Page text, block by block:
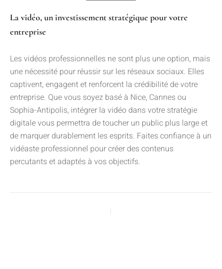
La vidéo, un investissement stratégique pour votre
entreprise
Les vidéos professionnelles ne sont plus une option, mais
une nécessité pour réussir sur les réseaux sociaux. Elles
captivent, engagent et renforcent la crédibilité de votre
entreprise. Que vous soyez basé à Nice, Cannes ou
Sophia-Antipolis, intégrer la vidéo dans votre stratégie
digitale vous permettra de toucher un public plus large et
de marquer durablement les esprits. Faites confiance à un
vidéaste professionnel pour créer des contenus
percutants et adaptés à vos objectifs.